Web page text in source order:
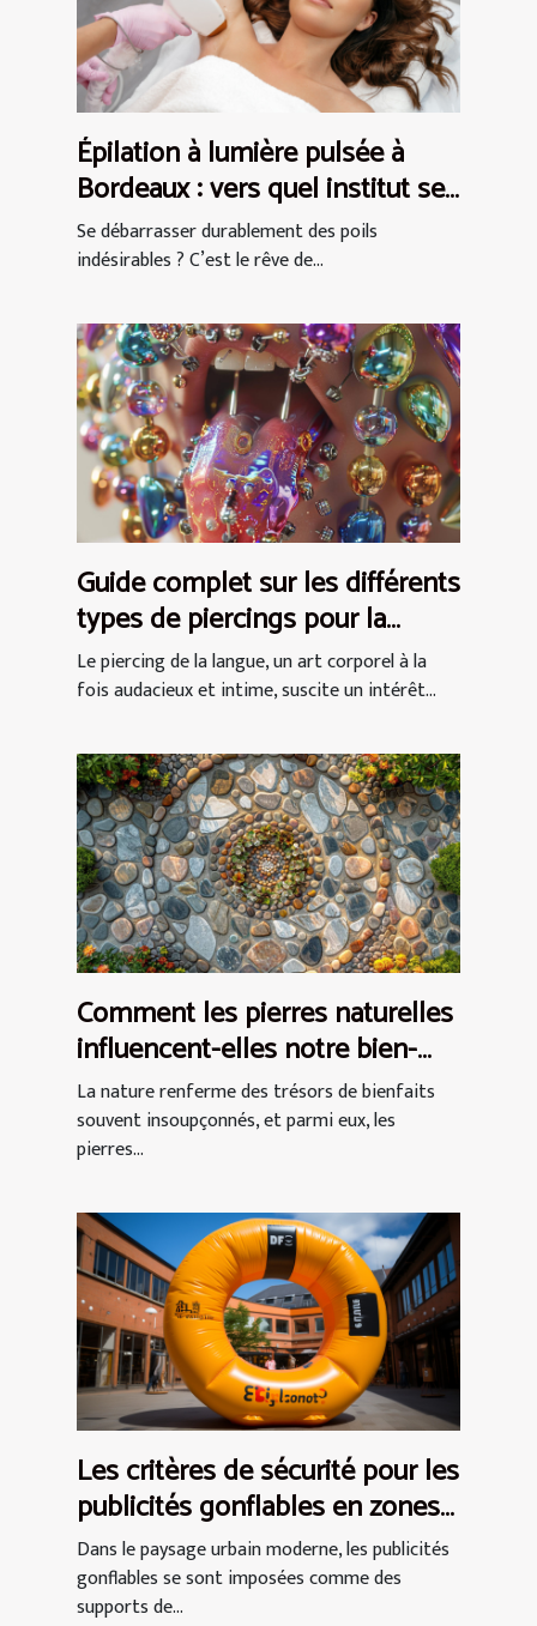
Épilation à lumière pulsée à
Bordeaux : vers quel institut se
tourner ?
Se débarrasser durablement des poils
indésirables ? C’est le rêve de...
Guide complet sur les différents
types de piercings pour la
langue
Le piercing de la langue, un art corporel à la
fois audacieux et intime, suscite un intérêt...
Comment les pierres naturelles
influencent-elles notre bien-
être quotidien ?
La nature renferme des trésors de bienfaits
souvent insoupçonnés, et parmi eux, les
pierres...
Les critères de sécurité pour les
publicités gonflables en zones
urbaines
Dans le paysage urbain moderne, les publicités
gonflables se sont imposées comme des
supports de...